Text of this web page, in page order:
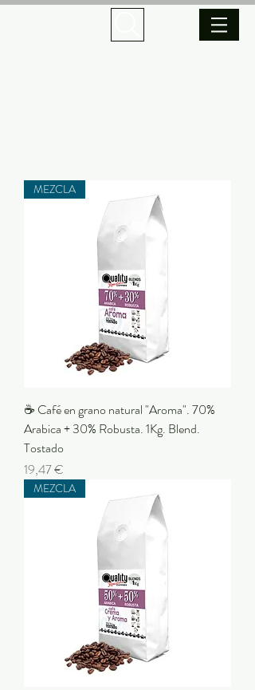
MEZCLA
☕ Café en grano natural "Aroma". 70%
Arabica + 30% Robusta. 1Kg. Blend.
Tostado
Precio
19,47 €
MEZCLA